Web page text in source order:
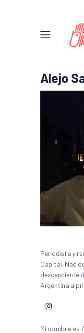
Alejo
Periodista y
Capital.
descendiente
Argentina a
Mi nombre es